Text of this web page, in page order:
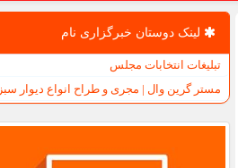
لینک دوستان خبرگزاری نام
تبلیغات انتخابات مجلس
مستر گرین وال | مجری و طراح انواع دیوار سبز